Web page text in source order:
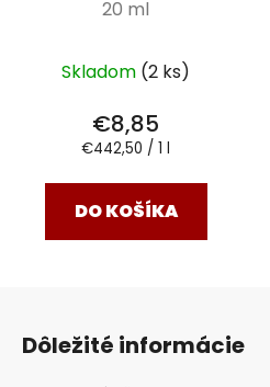
20 ml
Skladom (2 ks)
€8,85
Jednotková
€442,50 / 1 l
DO KOŠÍKA
Dôležité informácie